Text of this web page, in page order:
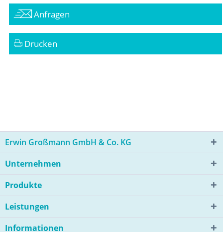
Anfragen
Drucken
Erwin Großmann GmbH & Co. KG
Unternehmen
Produkte
Leistungen
Informationen